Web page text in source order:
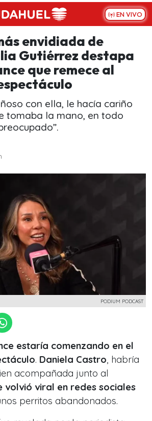
EN VIVO
envidiada de
Gutiérrez destapa
que remece al
con ella, le hacía cariño
tomaba la mano, en todo
PODIUM PODCAST
estaría comenzando en el
. Daniela Castro, habría
acompañada junto al
volvió viral en redes sociales
perritos abandonados.